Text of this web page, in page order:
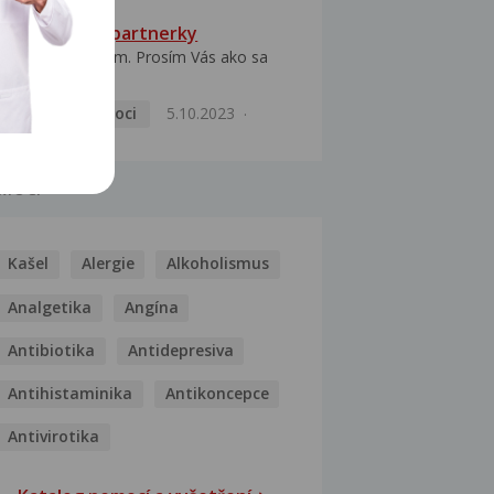
HPV typ 52 u partnerky
Dobrý deň prajem. Prosím Vás ako sa
Pohlavní nemoci
5.10.2023
Kašel Alergie Alkoholismus
Analgetika Angína
Antibiotika Antidepresiva
Antihistaminika Antikoncepce
Antivirotika